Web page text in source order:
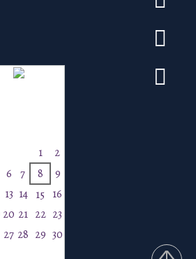
1
2
6 7 8
9
13 14 15 16
20 21 22 23
27 28 29 30